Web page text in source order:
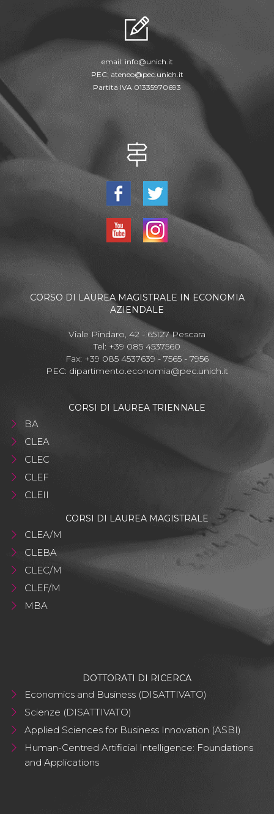
email: info@unich.it
PEC: ateneo@pec.unich.it
Partita IVA 01335970693
CORSO DI LAUREA MAGISTRALE IN ECONOMIA
AZIENDALE
Viale Pindaro, 42 - 65127 Pescara
Tel: +39 085 4537560
Fax: +39 085 4537639 - 7565 - 7956
PEC: dipartimento.economia@pec.unich.it
CORSI DI LAUREA TRIENNALE
BA
CLEA
CLEC
CLEF
CLEII
CORSI DI LAUREA MAGISTRALE
CLEA/M
CLEBA
CLEC/M
CLEF/M
MBA
DOTTORATI DI RICERCA
Economics and Business (DISATTIVATO)
Scienze (DISATTIVATO)
Applied Sciences for Business Innovation (ASBI)
Human-Centred Artificial Intelligence: Foundations
and Applications